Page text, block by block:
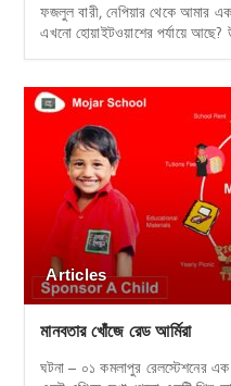
ফজলুল বারী, নেপিয়ার থেকে আমার এক
এখনো হোয়াইটওয়াশের পর্যায়ে আছে?
Articles
মানবতার খোঁজে রেড আর্মিরা
ঘটনা – ০১ কমলাপুর রেলস্টেশনের